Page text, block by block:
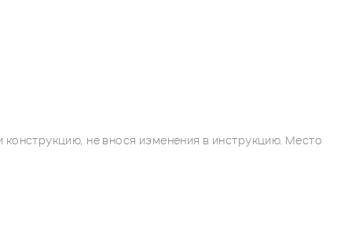
не внося изменения в инструкцию. Место